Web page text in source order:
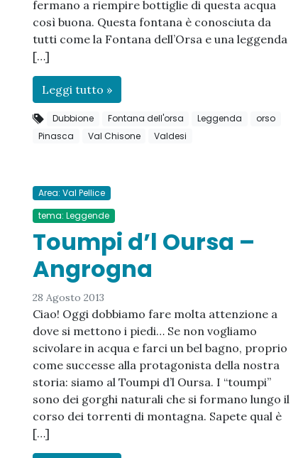
fermano a riempire bottiglie di questa acqua
così buona. Questa fontana è conosciuta da
tutti come la Fontana dell’Orsa e una leggenda
[…]
Leggi tutto »
Dubbione Fontana dell'orsa Leggenda
orso
Pinasca
Val Chisone Valdesi
Area: Val Pellice
tema: Leggende
Toumpi d’l Oursa –
Angrogna
28 Agosto 2013
Ciao! Oggi dobbiamo fare molta attenzione a
dove si mettono i piedi… Se non vogliamo
scivolare in acqua e farci un bel bagno, proprio
come successe alla protagonista della nostra
storia: siamo al Toumpi d’l Oursa. I “toumpi”
sono dei gorghi naturali che si formano lungo il
corso dei torrenti di montagna. Sapete qual è
[…]